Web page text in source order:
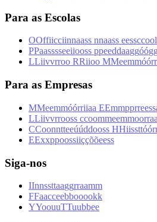
Para as Escolas
OOffiicciinnaass nnaass eessccool
PPaasssseeiiooss ppeeddaaggóógg
LLiivvrroo RRiioo MMeemmóórr
Para as Empresas
MMeemmóórriiaa EEmmpprreess
LLiivvrrooss ccoommeemmoorraa
CCoonntteeúúddooss HHiissttóór
EExxppoossiiççõõeess
Siga-nos
IInnssttaaggrraamm
FFaacceebbooookk
YYoouuTTuubbee